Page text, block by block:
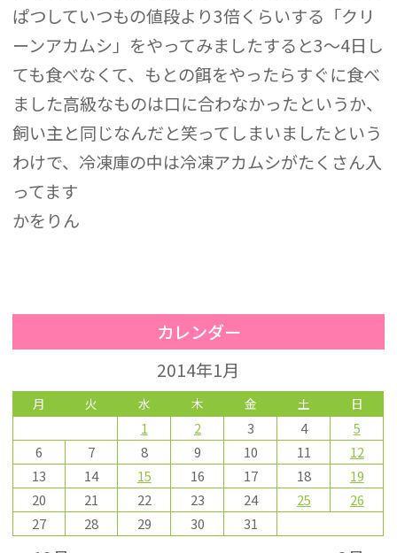
ぱつしていつもの値段より3倍くらいする「クリ
ーンアカムシ」をやってみましたすると3～4日し
ても食べなくて、もとの餌をやったらすぐに食べ
ました高級なものは口に合わなかったというか、
飼い主と同じなんだと笑ってしまいましたという
わけで、冷凍庫の中は冷凍アカムシがたくさん入
ってます
かをりん
カレンダー
2014年1月
月 火 水 木 金 土 日
1 2 3 4
5
6
7 8 9 10 11
12
13
14 15 16 17 18
19
20
21 22 23 24 25
26
27
28 29 30 31